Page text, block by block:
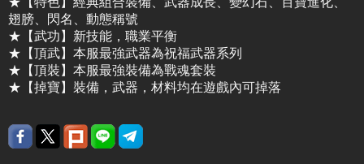
翅膀、閃名、動態稱號
★【武功】新技能，職業平衡
★【頂武】本服最強武器為祝福武器系列
★【頂裝】本服最強裝備為戰魂套裝
★【掉寶】裝備，武器，材料均在遊戲內可掉落